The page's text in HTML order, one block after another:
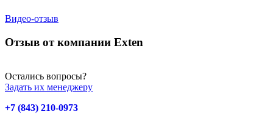
Видео-отзыв
Отзыв от компании Exten
Остались вопросы?
Задать их менеджеру
+7 (843) 210-0973